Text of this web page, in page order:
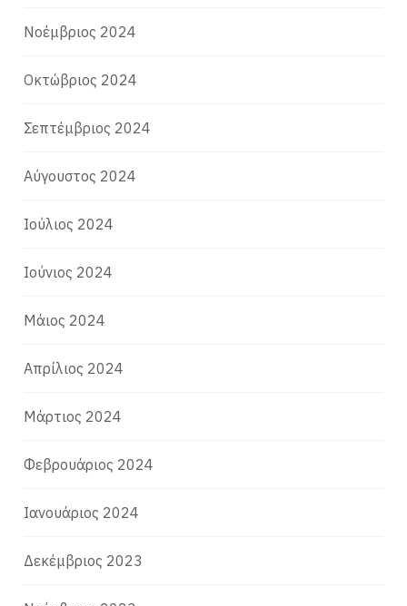
Νοέμβριος 2024
Οκτώβριος 2024
Σεπτέμβριος 2024
Αύγουστος 2024
Ιούλιος 2024
Ιούνιος 2024
Μάιος 2024
Απρίλιος 2024
Μάρτιος 2024
Φεβρουάριος 2024
Ιανουάριος 2024
Δεκέμβριος 2023